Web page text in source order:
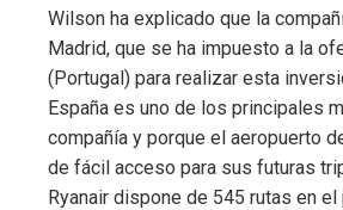
Wilson ha explicado que la
Madrid, que se ha impuesto a la
(Portugal) para realizar esta
España es uno de los principales
compañía y porque el aeropuerto
de fácil acceso para sus futuras
Ryanair dispone de 545 rutas en